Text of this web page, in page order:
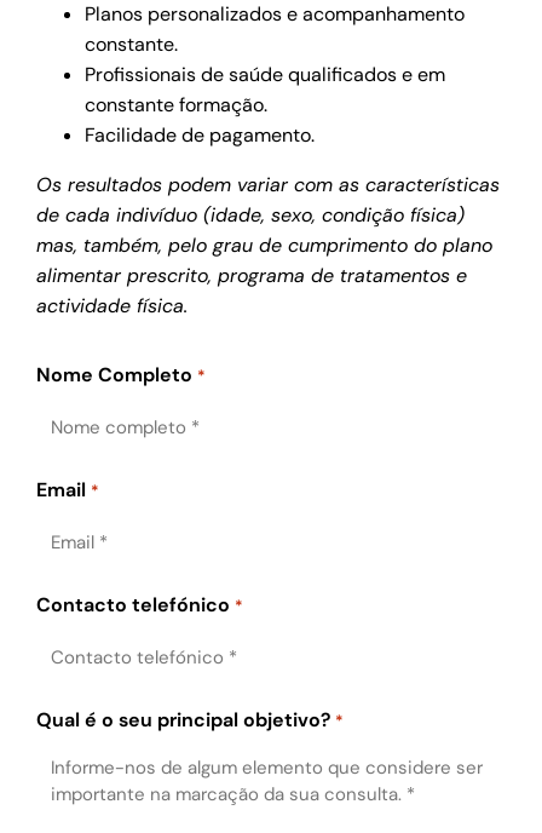
Planos personalizados e acompanhamento
constante.
Profissionais de saúde qualificados e em
constante formação.
Facilidade de pagamento.
Os resultados podem variar com as características
de cada indivíduo (idade, sexo, condição física)
mas, também, pelo grau de cumprimento do plano
alimentar prescrito, programa de tratamentos e
actividade física.
Nome Completo *
Email *
Contacto telefónico *
Qual é o seu principal objetivo? *